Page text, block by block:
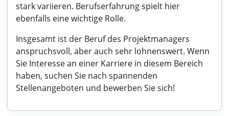
stark variieren. Berufserfahrung spielt hier
ebenfalls eine wichtige Rolle.
Insgesamt ist der Beruf des Projektmanagers
anspruchsvoll, aber auch sehr lohnenswert. Wenn
Sie Interesse an einer Karriere in diesem Bereich
haben, suchen Sie nach spannenden
Stellenangeboten und bewerben Sie sich!